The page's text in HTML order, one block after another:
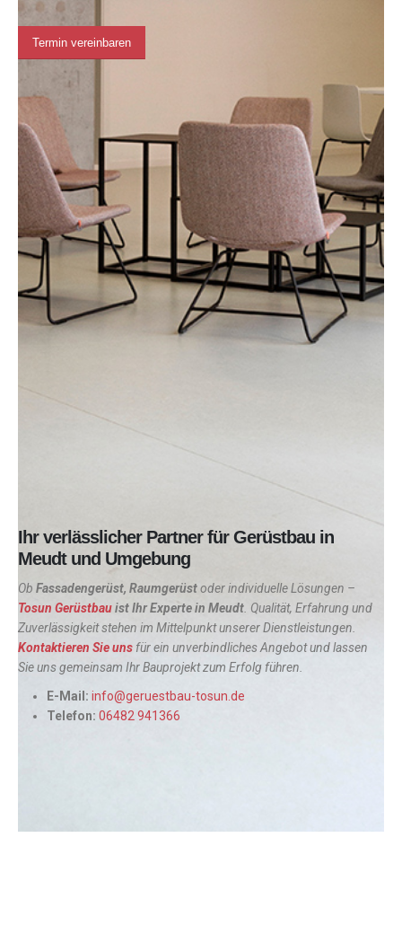
Termin vereinbaren
Ihr verlässlicher Partner für Gerüstbau in
Meudt und Umgebung
Ob Fassadengerüst, Raumgerüstoder individuelle Lösungen –
Tosun Gerüstbauist Ihr Experte in Meudt . Qualität, Erfahrung und
Zuverlässigkeit stehen im Mittelpunkt unserer Dienstleistungen.
Kontaktieren Sie uns für ein unverbindliches Angebot und lassen
Sie uns gemeinsam Ihr Bauprojekt zum Erfolg führen.
E-Mail: info@geruestbau-tosun.de
Telefon: 06482 941366